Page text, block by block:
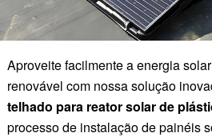
Aproveite facilmente a energia
renovável com nossa solução
telhado para reator solar de
processo de instalação de painéis